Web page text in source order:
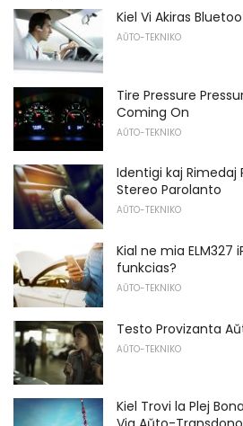
Kiel Vi Akiras
AŬTO-TEKNIKO
Tire Pressure
Coming On
AŬTO-TEKNIKO
Identigi kaj Rimedaj
Stereo Parolanto
AŬTO-TEKNIKO
Kial ne mia ELM327
funkcias?
AŬTO-TEKNIKO
Testo Provizanta
AŬTO-TEKNIKO
Kiel Trovi la Plej